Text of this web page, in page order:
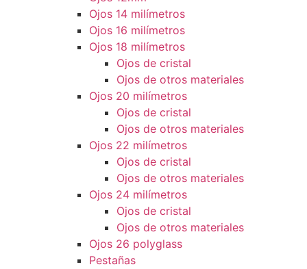
Ojos 14 milímetros
Ojos 16 milímetros
Ojos 18 milímetros
Ojos de cristal
Ojos de otros materiales
Ojos 20 milímetros
Ojos de cristal
Ojos de otros materiales
Ojos 22 milímetros
Ojos de cristal
Ojos de otros materiales
Ojos 24 milímetros
Ojos de cristal
Ojos de otros materiales
Ojos 26 polyglass
Pestañas